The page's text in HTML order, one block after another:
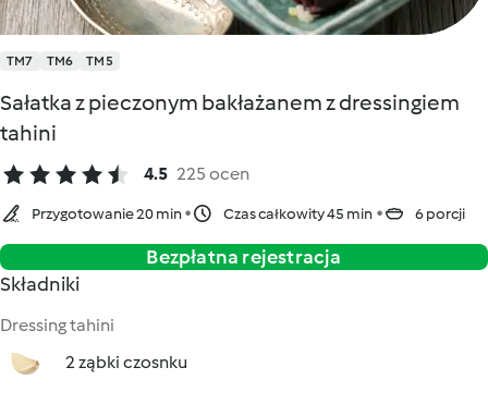
TM7 TM6 TM5
Sałatka z pieczonym bakłażanem z dressingiem
tahini
4.5 225 ocen
Przygotowanie 20 min Czas całkowity 45 min 6 porcji
Bezpłatna rejestracja
Składniki
Dressing tahini
2 ząbki czosnku